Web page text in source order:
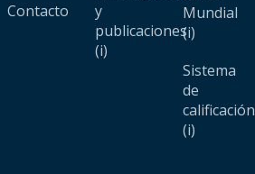
Contacto
y
publicaciones
(i)
Mundial
(i)
Sistema
de
calificación
(i)